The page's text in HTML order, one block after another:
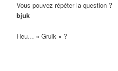
Vous pouvez répéter la question ?
bjuk
Heu… « Gruik » ?